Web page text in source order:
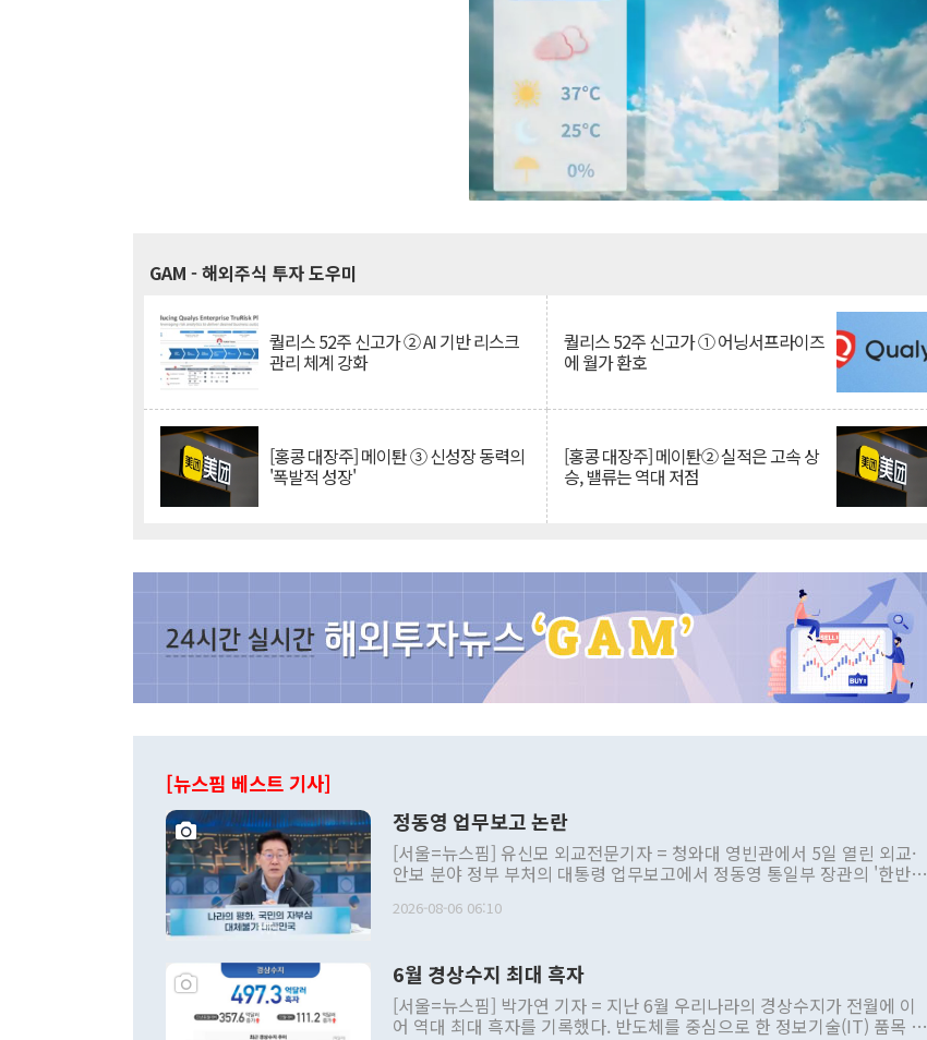
GAM - 해외주식 투자 도우미
퀄리스 52주 신고가 ② AI 기반 리스크
관리 체계 강화
퀄리스 52주 신고가 ① 어닝서프라이즈
에 월가 환호
[홍콩 대장주] 메이퇀 ③ 신성장 동력의
'폭발적 성장'
[홍콩 대장주] 메이퇀② 실적은 고속 상
승, 밸류는 역대 저점
[뉴스핌 베스트 기사]
정동영 업무보고 논란
[서울=뉴스핌] 유신모 외교전문기자 = 청와대 영빈관에서 5일 열린 외교·
안보 분야 정부 부처의 대통령 업무보고에서 정동영 통일부 장관의 '한반도
발언 중에는 정부 내 조율을 거치지 않은 사안을 정책으로 추진하겠다고 공
주의적 희망에 근거한 비현실적 구상'이라는 비판을 내놨다. 그동안 정 장
관의 대북 정책 관련 발언이 물의를 빚은 적은 여러 번 있지만 대통령과 유
관 부처 장관이 공개적으로 부정적 입장을 표명한 것은 이례적이다. 정 장
2026-08-06 06:10
6월 경상수지 최대 흑자
[서울=뉴스핌] 박가연 기자 = 지난 6월 우리나라의 경상수지가 전월에 이
어 역대 최대 흑자를 기록했다. 반도체를 중심으로 한 정보기술(IT) 품목 수